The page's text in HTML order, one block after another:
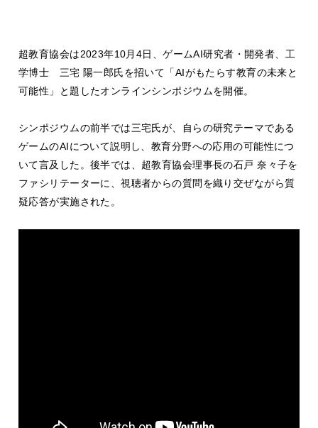
超教育協会は2023年10月4日、ゲームAI研究者・開発者、工
学博士 三宅 陽一郎氏を招いて「AIがもたらす教育の未来と
可能性」と題したオンラインシンポジウムを開催。
シンポジウムの前半では三宅氏が、自らの研究テーマである
ゲームのAIについて説明し、教育分野への応用の可能性につ
いて言及した。後半では、超教育協会理事長の石戸 奈々子を
ファシリテーターに、視聴者からの質問を織り交ぜながら質
疑応答が実施された。